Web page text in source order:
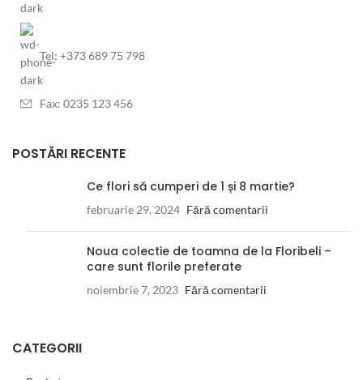
Tel: +373 689 75 798
Fax: 0235 123 456
POSTĂRI RECENTE
Ce flori să cumperi de 1 și 8 martie?
februarie 29, 2024 Fără comentarii
Noua colectie de toamna de la Floribeli –
care sunt florile preferate
noiembrie 7, 2023 Fără comentarii
CATEGORII